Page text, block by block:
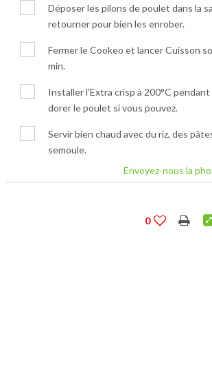
Déposer les pilons de poulet dans la
retourner pour bien les enrober.
Fermer le Cookeo et lancer Cuisson
min.
Installer l'Extra crisp à 200°C pendant
dorer le poulet si vous pouvez.
Servir bien chaud avec du riz, des
semoule.
Envoyez-nous la
0